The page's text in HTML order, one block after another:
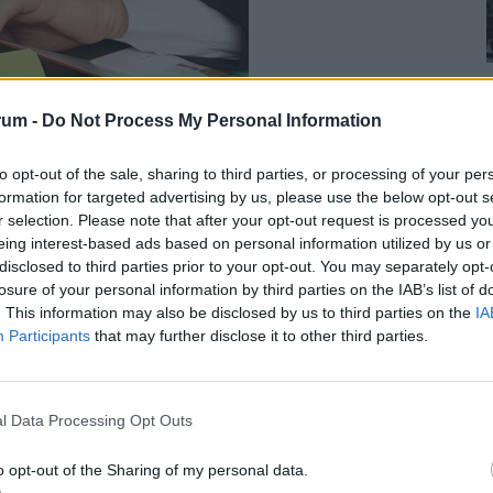
- Do Not Process My Personal Information
opt-out of the sale, sharing to third parties, or processing of your
for targeted advertising by us, please use the below opt-out
selection. Please note that after your opt-out request is processed
interest-based ads based on personal information utilized by us
to third parties prior to your opt-out. You may separately
of your personal information by third parties on the IAB’s list of
This information may also be disclosed by us to third parties on the
Participants that may further disclose it to other third parties.
Data Processing Opt Outs
opt-out of the Sharing of my personal data.
az álláskeresők száma egy év alatt
(69,7%) és Közép-Magyarországon
a legfejlettebb régiókban. Ennek ellenére még
a többi régióé.
különbségek vannak: egy év alatt a férfiak
a szakképzetlenek száma 23%-kal,
adat azt jelzi, hogy a válság hatására